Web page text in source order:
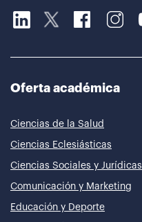
Oferta académica
Ciencias de la Salud
Ciencias Eclesiásticas
Ciencias Sociales y Jurídicas
Comunicación y Marketing
Educación y Deporte